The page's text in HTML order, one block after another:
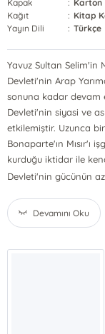
Kapak
: Karton
Kağıt
: Kitap
Yayın Dili
: Türkçe
Yavuz Sultan Selim'in
Devleti'nin Arap
sonuna kadar devam
Devleti'nin siyasi ve
etkilemiştir. Uzunca
Bonaparte'ın Mısır'ı
kurduğu iktidar ile
Devleti'nin gücünün
Devamını Oku